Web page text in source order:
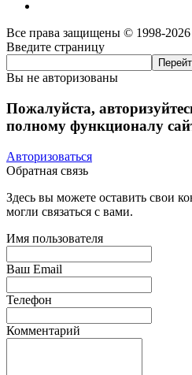
Все права защищены © 1998-2026
Введите страницу
Вы не авторизованы
Пожалуйста,
полному функционалу
Авторизоваться
Обратная связь
Здесь вы можете оставить свои
могли связаться с вами.
Имя пользователя
Ваш Email
Телефон
Комментарий